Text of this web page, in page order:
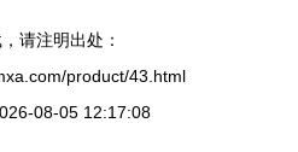
请注明出处：
product/43.html
08-05 12:17:08